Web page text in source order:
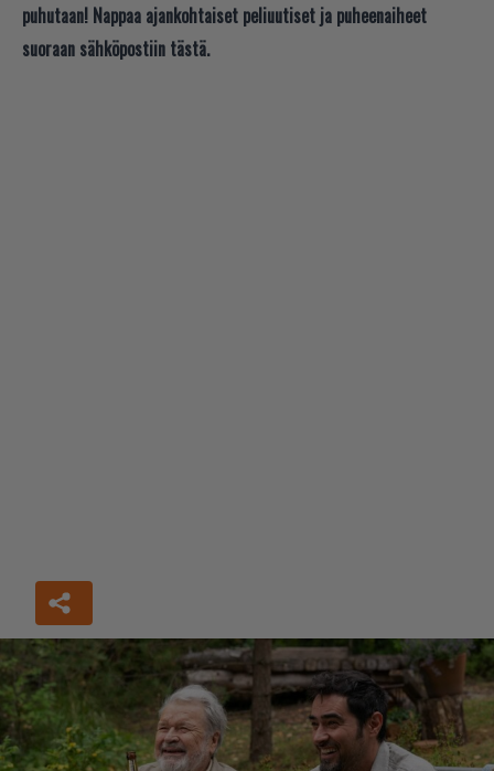
puhutaan! Nappaa ajankohtaiset peliuutiset ja puheenaiheet
suoraan sähköpostiin tästä.